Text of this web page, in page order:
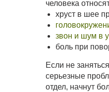
человека
хруст в шее
звон и шум в
боль при
Если не
серьезные
отдел, начнут